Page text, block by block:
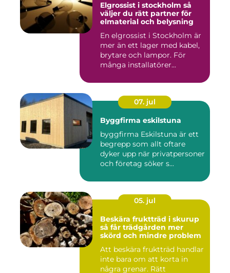
Elgrossist i stockholm så
väljer du rätt partner för
elmaterial och belysning
En elgrossist i Stockholm är
mer än ett lager med kabel,
brytare och lampor. För
många installatörer...
07. jul
Byggfirma eskilstuna
byggfirma Eskilstuna är ett
begrepp som allt oftare
dyker upp när privatpersoner
och företag söker s...
05. jul
Beskära fruktträd i skurup
så får trädgården mer
skörd och mindre problem
Att beskära fruktträd handlar
inte bara om att korta in
några grenar. Rätt